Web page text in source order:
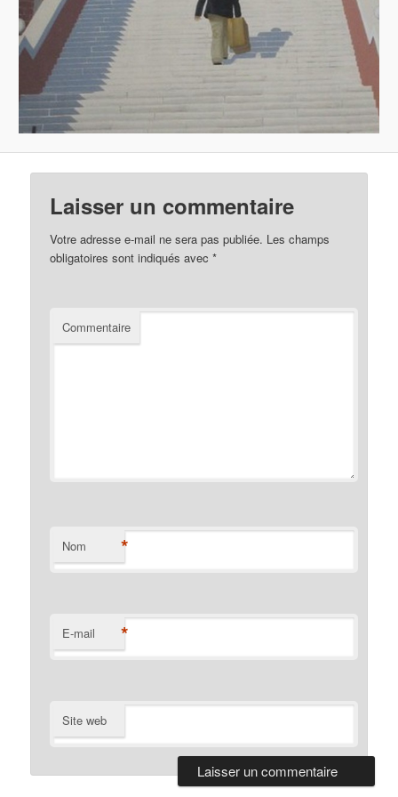
Laisser un commentaire
Votre adresse e-mail ne sera pas publiée. Les champs
obligatoires sont indiqués avec*
Commentaire
Nom *
E-mail *
Site web